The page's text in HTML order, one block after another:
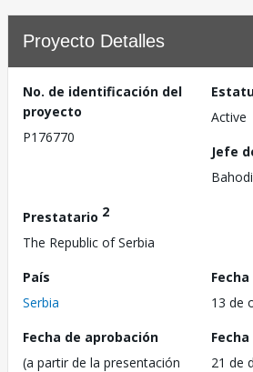
Proyecto Detalles
No. de identificación del
proyecto
P176770
Active
Jefe
Prestatario 2
The Republic of Serbia
País
Serbia
13 de
Fecha de aprobación
(a partir de la presentación
21 de